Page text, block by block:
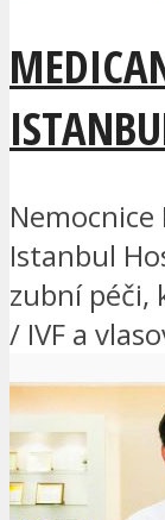
Istanbul
zubní péči,
/ IVF a